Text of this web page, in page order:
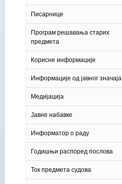
Писарнице
Програм решавања старих
предмета
Корисне информације
Информације од јавног значаја
Медијација
Јавне набавке
Информатор о раду
Годишњи распоред послова
Ток предмета судова